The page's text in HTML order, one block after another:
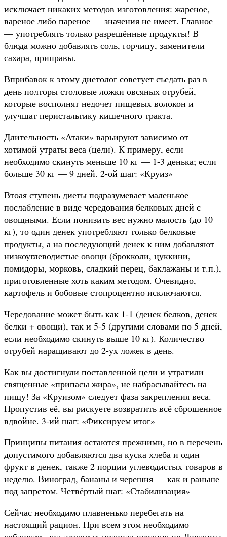
исключает никаких методов изготовления: жареное,
вареное либо пареное — значения не имеет. Главное
— употреблять только разрешённые продукты! В
блюда можно добавлять соль, горчицу, заменители
сахара, приправы.
Вприбавок к этому диетолог советует съедать раз в
день полторы столовые ложки овсяных отрубей,
которые восполнят недочет пищевых волокон и
улучшат перистальтику кишечного тракта.
Длительность «Атаки» варьируют зависимо от
хотимой утраты веса (цели). К примеру, если
необходимо скинуть меньше 10 кг — 1-3 денька; если
больше 30 кг — 9 дней. 2-ой шаг: «Круиз»
Втоая ступень диеты подразумевает маленькое
послабление в виде чередования белковых дней с
овощными. Если понизить вес нужно малость (до 10
кг), то один денек употребляют только белковые
продукты, а на последующий денек к ним добавляют
низкоуглеводистые овощи (брокколи, цуккини,
помидоры, морковь, сладкий перец, баклажаны и т.п.),
приготовленные хоть каким методом. Очевидно,
картофель и бобовые стопроцентно исключаются.
Чередование может быть как 1-1 (денек белков, денек
белки + овощи), так и 5-5 (другими словами по 5 дней,
если необходимо скинуть выше 10 кг). Количество
отрубей наращивают до 2-ух ложек в день.
Как вы достигнули поставленной цели и утратили
священные «припасы жира», не набрасывайтесь на
пищу! За «Круизом» следует фаза закрепления веса.
Пропустив её, вы рискуете возвратить всё сброшенное
вдвойне. 3-ий шаг: «Фиксируем итог»
Принципы питания остаются прежними, но в перечень
допустимого добавляются два куска хлеба и один
фрукт в денек, также 2 порции углеводистых товаров в
неделю. Виноград, бананы и черешня — как и раньше
под запретом. Четвёртый шаг: «Стабилизация»
Сейчас необходимо плавненько перебегать на
настоящий рацион. При всем этом необходимо